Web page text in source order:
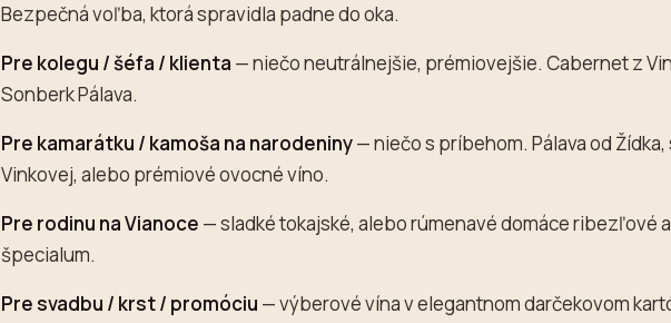
Bezpečná voľba, ktorá spravidla padne do oka.
Pre kolegu / šéfa / klienta — niečo neutrálnejšie, prémiovejšie. Cabernet z
Sonberk Pálava.
Pre kamarátku / kamoša na narodeniny— niečo s príbehom. Pálava od
Vinkovej, alebo prémiové ovocné víno.
Pre rodinu na Vianoce — sladké tokajské, alebo rúmenavé domáce ribezľové
špecialum.
Pre svadbu / krst / promóciu — výberové vína v elegantnom darčekovom